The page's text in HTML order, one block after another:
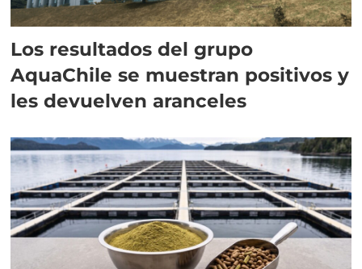
Los resultados del grupo
AquaChile se muestran positivos y
les devuelven aranceles